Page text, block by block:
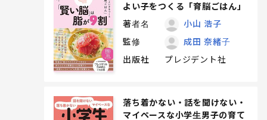
よい子をつくる「育脳ごはん」
著者名
小山 浩子
監修
成田 奈緒子
出版社
プレジデント社
落ち着かない・話を聞けない・
マイペースな小学生男子の育て